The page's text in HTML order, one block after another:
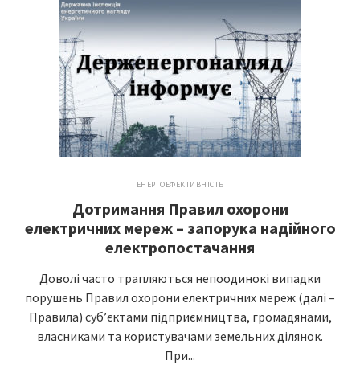
ЕНЕРГОЕФЕКТИВНІСТЬ
Дотримання Правил охорони
електричних мереж – запорука надійного
електропостачання
Доволі часто трапляються непоодинокі випадки
порушень Правил охорони електричних мереж (далі –
Правила) суб’єктами підприємництва, громадянами,
власниками та користувачами земельних ділянок.
При...